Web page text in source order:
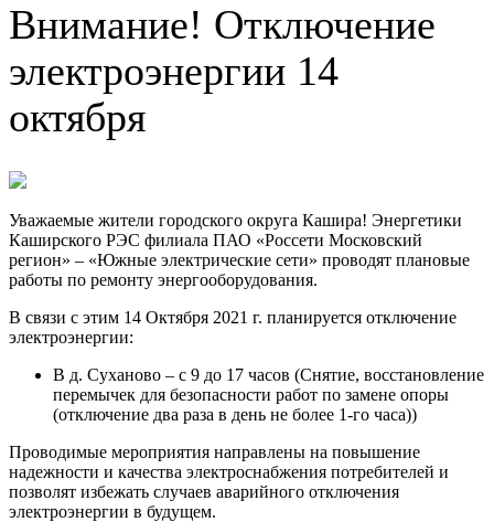
Внимание! Отключение
электроэнергии 14
октября
Уважаемые жители городского округа Кашира! Энергетики
Каширского РЭС филиала ПАО «Россети Московский
регион» – «Южные электрические сети» проводят плановые
работы по ремонту энергооборудования.
В связи с этим 14 Октября 2021 г. планируется отключение
электроэнергии:
В д. Суханово – с 9 до 17 часов (Снятие, восстановление
перемычек для безопасности работ по замене опоры
(отключение два раза в день не более 1-го часа))
Проводимые мероприятия направлены на повышение
надежности и качества электроснабжения потребителей и
позволят избежать случаев аварийного отключения
электроэнергии в будущем.